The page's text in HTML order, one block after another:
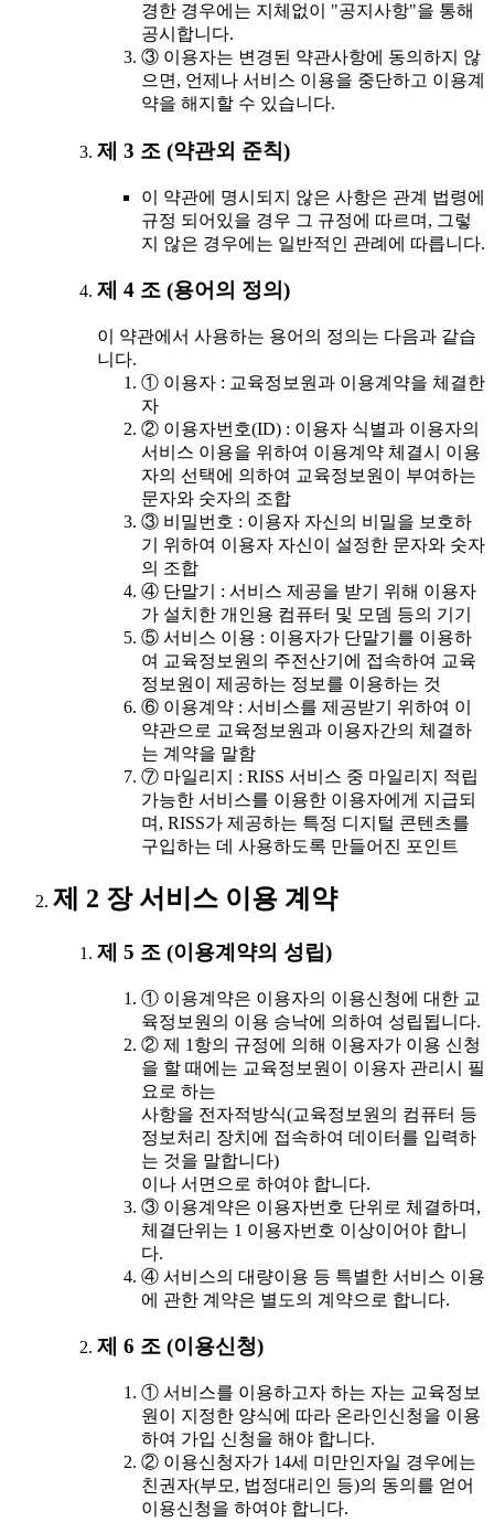
경한 경우에는 지체없이 "공지사항"을 통해
공시합니다.
③ 이용자는 변경된 약관사항에 동의하지 않
으면, 언제나 서비스 이용을 중단하고 이용계
약을 해지할 수 있습니다.
제 3 조 (약관외 준칙)
이 약관에 명시되지 않은 사항은 관계 법령에
규정 되어있을 경우 그 규정에 따르며, 그렇
지 않은 경우에는 일반적인 관례에 따릅니다.
제 4 조 (용어의 정의)
이 약관에서 사용하는 용어의 정의는 다음과 같습
니다.
① 이용자 : 교육정보원과 이용계약을 체결한
자
② 이용자번호(ID) : 이용자 식별과 이용자의
서비스 이용을 위하여 이용계약 체결시 이용
자의 선택에 의하여 교육정보원이 부여하는
문자와 숫자의 조합
③ 비밀번호 : 이용자 자신의 비밀을 보호하
기 위하여 이용자 자신이 설정한 문자와 숫자
의 조합
④ 단말기 : 서비스 제공을 받기 위해 이용자
가 설치한 개인용 컴퓨터 및 모뎀 등의 기기
⑤ 서비스 이용 : 이용자가 단말기를 이용하
여 교육정보원의 주전산기에 접속하여 교육
정보원이 제공하는 정보를 이용하는 것
⑥ 이용계약 : 서비스를 제공받기 위하여 이
약관으로 교육정보원과 이용자간의 체결하
는 계약을 말함
⑦ 마일리지 : RISS 서비스 중 마일리지 적립
가능한 서비스를 이용한 이용자에게 지급되
며, RISS가 제공하는 특정 디지털 콘텐츠를
구입하는 데 사용하도록 만들어진 포인트
제 2 장 서비스 이용 계약
제 5 조 (이용계약의 성립)
① 이용계약은 이용자의 이용신청에 대한 교
육정보원의 이용 승낙에 의하여 성립됩니다.
② 제 1항의 규정에 의해 이용자가 이용 신청
을 할 때에는 교육정보원이 이용자 관리시 필
요로 하는
사항을 전자적방식(교육정보원의 컴퓨터 등
정보처리 장치에 접속하여 데이터를 입력하
는 것을 말합니다)
이나 서면으로 하여야 합니다.
③ 이용계약은 이용자번호 단위로 체결하며,
체결단위는 1 이용자번호 이상이어야 합니
다.
④ 서비스의 대량이용 등 특별한 서비스 이용
에 관한 계약은 별도의 계약으로 합니다.
제 6 조 (이용신청)
① 서비스를 이용하고자 하는 자는 교육정보
원이 지정한 양식에 따라 온라인신청을 이용
하여 가입 신청을 해야 합니다.
② 이용신청자가 14세 미만인자일 경우에는
친권자(부모, 법정대리인 등)의 동의를 얻어
이용신청을 하여야 합니다.